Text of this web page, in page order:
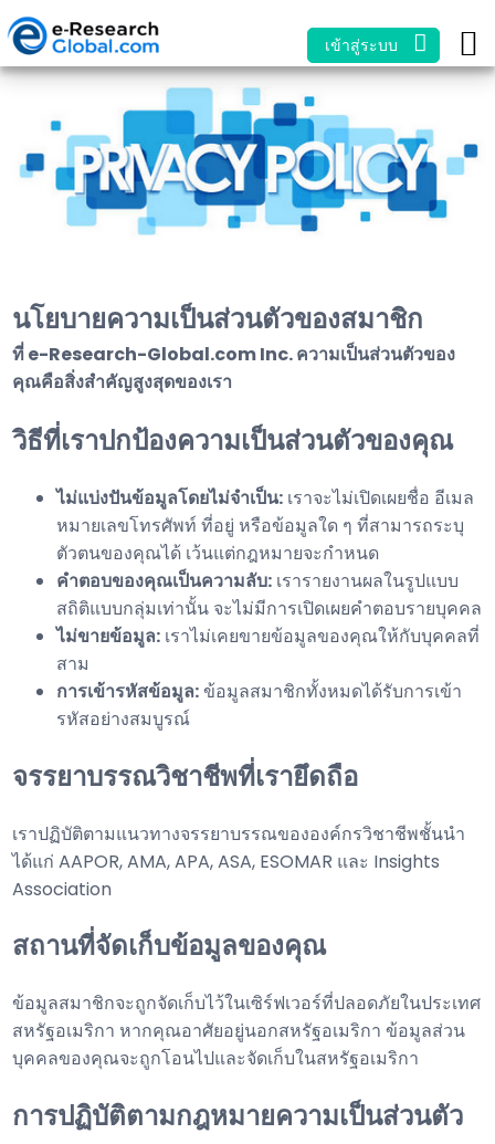
เข้าสู่ระบบ
นโยบายความเป็นส่วนตัวของสมาชิก
ที่ e-Research-Global.com Inc. ความเป็นส่วนตัวของ
คุณคือสิ่งสำคัญสูงสุดของเรา
วิธีที่เราปกป้องความเป็นส่วนตัวของคุณ
ไม่แบ่งปันข้อมูลโดยไม่จำเป็น: เราจะไม่เปิดเผยชื่อ อีเมล
หมายเลขโทรศัพท์ ที่อยู่ หรือข้อมูลใด ๆ ที่สามารถระบุ
ตัวตนของคุณได้ เว้นแต่กฎหมายจะกำหนด
คำตอบของคุณเป็นความลับ: เรารายงานผลในรูปแบบ
สถิติแบบกลุ่มเท่านั้น จะไม่มีการเปิดเผยคำตอบรายบุคคล
ไม่ขายข้อมูล: เราไม่เคยขายข้อมูลของคุณให้กับบุคคลที่
สาม
การเข้ารหัสข้อมูล:ข้อมูลสมาชิกทั้งหมดได้รับการเข้า
รหัสอย่างสมบูรณ์
จรรยาบรรณวิชาชีพที่เรายึดถือ
เราปฏิบัติตามแนวทางจรรยาบรรณขององค์กรวิชาชีพชั้นนำ
ได้แก่ AAPOR, AMA, APA, ASA, ESOMAR และ Insights
Association
สถานที่จัดเก็บข้อมูลของคุณ
ข้อมูลสมาชิกจะถูกจัดเก็บไว้ในเซิร์ฟเวอร์ที่ปลอดภัยในประเทศ
สหรัฐอเมริกา หากคุณอาศัยอยู่นอกสหรัฐอเมริกา ข้อมูลส่วน
บุคคลของคุณจะถูกโอนไปและจัดเก็บในสหรัฐอเมริกา
การปฏิบัติตามกฎหมายความเป็นส่วนตัว